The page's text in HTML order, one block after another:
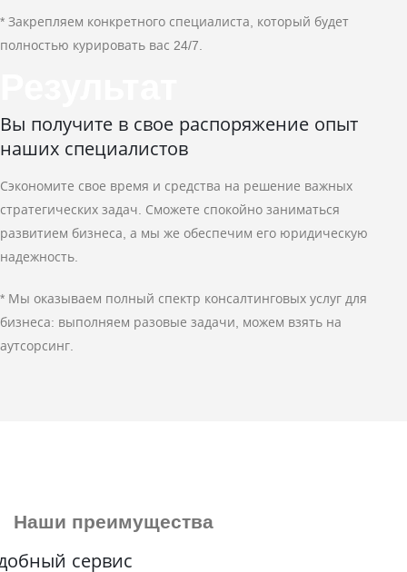
* Закрепляем конкретного специалиста, который будет
полностью курировать вас 24/7.
Вы получите в свое распоряжение опыт
наших специалистов
Сэкономите свое время и средства на решение важных
стратегических задач. Сможете спокойно заниматься
развитием бизнеса, а мы же обеспечим его юридическую
надежность.
* Мы оказываем полный спектр консалтинговых услуг для
бизнеса: выполняем разовые задачи, можем взять на
аутсорсинг.
Наши преимущества
сервис